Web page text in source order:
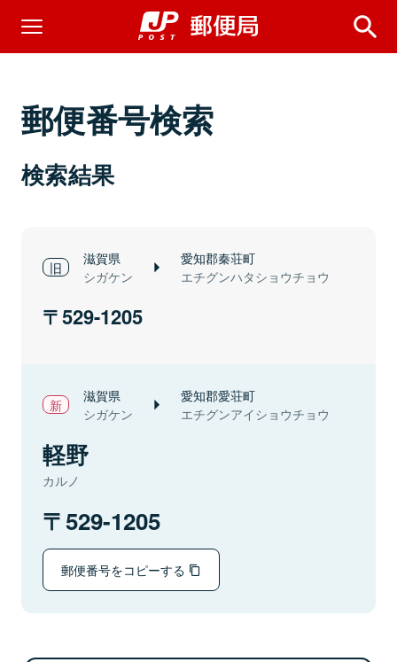
郵便番号検索
検索結果
滋賀県
シガケン
愛知郡秦荘町
エチグンハタショウチョウ
529-1205
滋賀県
シガケン
愛知郡愛荘町
エチグンアイショウチョウ
軽野
カルノ
529-1205
郵便番号をコピーする